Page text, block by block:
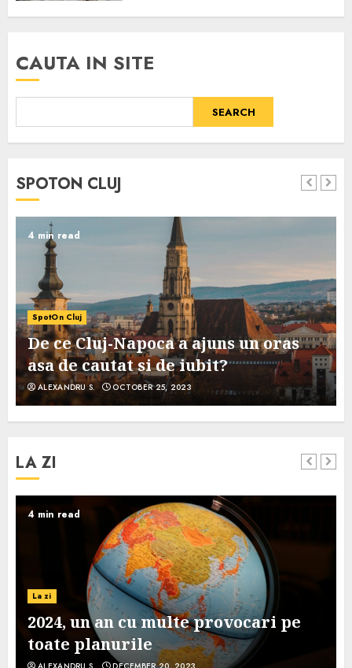
CAUTA IN SITE
SEARCH
SPOTON CLUJ
4 min read
SpotOn Cluj
De ce Cluj-Napoca a ajuns un oras
asa de cautat si de iubit?
ALEXANDRU S. OCTOBER 25, 2023
LA ZI
4 min read
La zi
2024, un an cu multe provocari pe
toate planurile